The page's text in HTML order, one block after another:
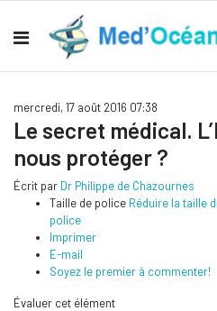
mercredi, 17 août 2016 07:38
Le secret médical.
nous protéger ?
Écrit par Dr Philippe de Chazournes
Taille de police Réduire la taille
police
Imprimer
E-mail
Soyez le premier à commenter!
Évaluer cet élément